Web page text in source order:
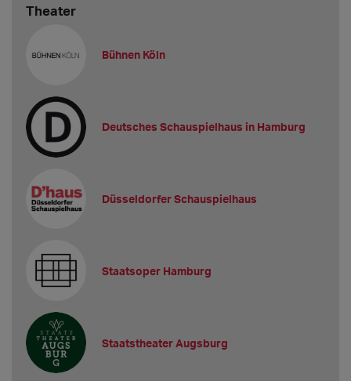
Theater
Bühnen Köln
Deutsches Schauspielhaus in Hamburg
Düsseldorfer Schauspielhaus
Staatsoper Hamburg
Staatstheater Augsburg